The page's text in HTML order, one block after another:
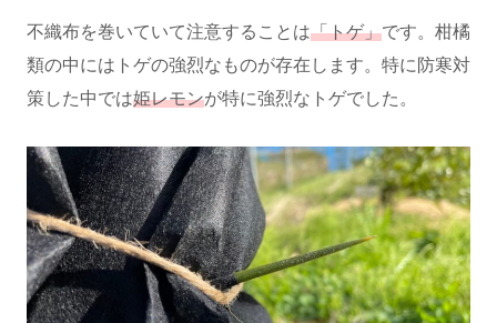
不織布を巻いていて注意することは「トゲ」です。柑橘
類の中にはトゲの強烈なものが存在します。特に防寒対
策した中では姫レモンが特に強烈なトゲでした。